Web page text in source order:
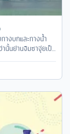
างบกและทางน้ำ
านั้นย่านจิมซาจุ่ยเป็น
ย ส่วนจะเป็นร้าน
ในฮ่องกงไว้ให้ตาม